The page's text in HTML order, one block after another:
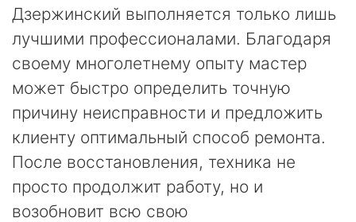
Дзержинский выполняется только лишь
лучшими профессионалами. Благодаря
своему многолетнему опыту мастер
может быстро определить точную
причину неисправности и предложить
клиенту оптимальный способ ремонта.
После восстановления, техника не
просто продолжит работу, но и
возобновит всю свою